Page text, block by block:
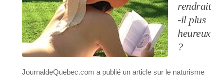
rendrait
-il plus
heureux
?
JournaldeQuebec.com a publié un article sur le naturisme